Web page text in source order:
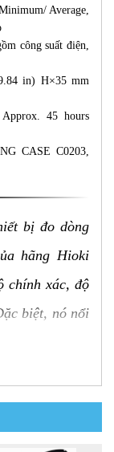
Average,
công suất điện,
in) H×35 mm
45 hours
CASE C0203,
bị đo dòng
hãng Hioki
chính xác, độ
biệt, nó nổi
tiết về sản